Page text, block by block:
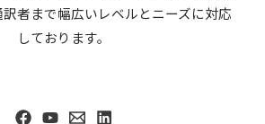
者まで幅広いレベルとニーズに対応
しております。